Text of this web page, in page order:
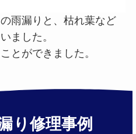
雨漏りと、枯れ葉など
ました。
とができました。
り修理事例